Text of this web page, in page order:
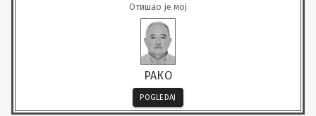
Отишао је мој
РАКО
POGLEDAJ